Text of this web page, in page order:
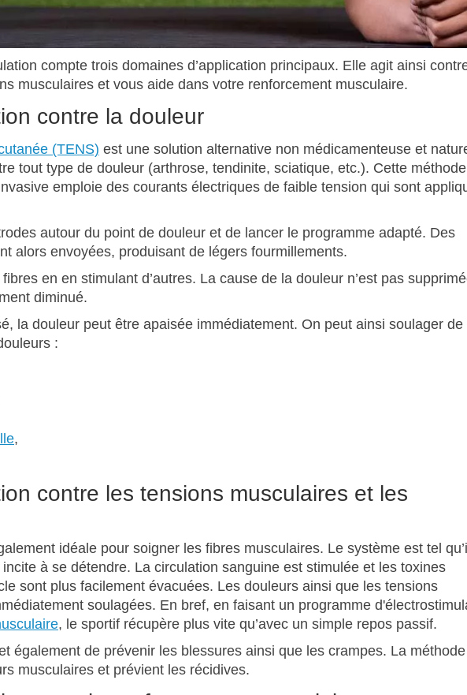
compte trois domaines d’application principaux. Elle agit ainsi
musculaires et vous aide dans votre renforcement musculaire.
contre la douleur
(TENS) est une solution alternative non médicamenteuse et
tout type de douleur (arthrose, tendinite, sciatique, etc.). Cette
emploie des courants électriques de faible tension qui sont
autour du point de douleur et de lancer le programme adapté. Des
alors envoyées, produisant de légers fourmillements.
fibres en en stimulant d’autres. La cause de la douleur n’est pas
diminué.
la douleur peut être apaisée immédiatement. On peut ainsi soulager de
:
,
contre les tensions musculaires et les
idéale pour soigner les fibres musculaires. Le système est tel
à se détendre. La circulation sanguine est stimulée et les toxines
sont plus facilement évacuées. Les douleurs ainsi que les tensions
soulagées. En bref, en faisant un programme
, le sportif récupère plus vite qu’avec un simple repos passif.
également de prévenir les blessures ainsi que les crampes. La
musculaires et prévient les récidives.